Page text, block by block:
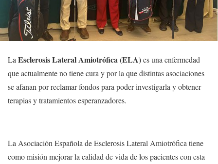
La Esclerosis Lateral Amiotrófica (ELA)es una enfermedad
que actualmente no tiene cura y por la que distintas asociaciones
se afanan por reclamar fondos para poder investigarla y obtener
terapias y tratamientos esperanzadores.
La Asociación Española de Esclerosis Lateral Amiotrófica tiene
como misión mejorar la calidad de vida de los pacientes con esta